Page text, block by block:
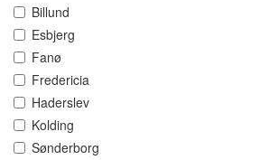
Billund
Esbjerg
Fanø
Fredericia
Haderslev
Kolding
Sønderborg